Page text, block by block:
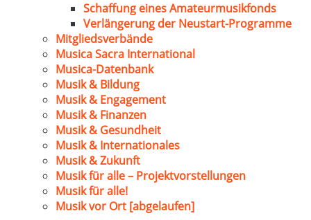
Schaffung eines Amateurmusikfonds
Verlängerung der Neustart-Programme
Mitgliedsverbände
Musica Sacra International
Musica-Datenbank
Musik & Bildung
Musik & Engagement
Musik & Finanzen
Musik & Gesundheit
Musik & Internationales
Musik & Zukunft
Musik für alle – Projektvorstellungen
Musik für alle!
Musik vor Ort [abgelaufen]